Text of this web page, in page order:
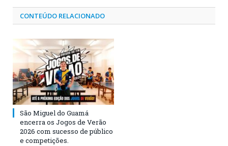
CONTEÚDO RELACIONADO
São Miguel do Guamá
encerra os Jogos de Verão
2026 com sucesso de público
e competições.